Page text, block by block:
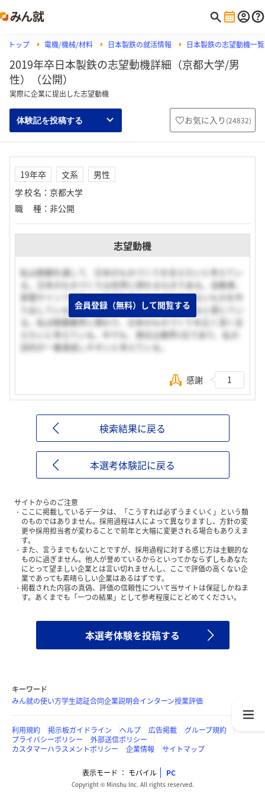
トップ 電機/機械/材料 日本製鉄の就活情報 日本製鉄の志望動機一覧
2019年卒日本製鉄の志望動機詳細（京都大学/男
性）（公開）
実際に企業に提出した志望動機
体験記を投稿する お気に入り (24832)
19年卒 文系
男性
学校名 ： 京都大学
職種 ： 非公開
志望動機
私は鉄鋼を通して、日本のものづくりを支えたいと考えてい
る。日本のものづくりは世界に誇れるものである。自動車、
家電やインフラなど、生活を支える上で欠かせないものを作
り出している。その根源にあるのが、鉄鋼であると感じてい
る。私は鉄鋼業界に携わり、日本のものづくりを広く深く支
えたいと考えている。中でも、貴社は業界1位であり、私の
目的が一番達成しやすいと考えている。
会員登録（無料）して閲覧する
感謝 1
検索結果に戻る
本選考体験記に戻る
サイトからのご注意
ここに掲載しているデータは、「こうすれば必ずうまくいく」という類
のものではありません。採用過程は人によって異なりますし、方針の変
更や採用担当者が変わることで前年と大幅に変更される場合もありえま
す。
また、言うまでもないことですが、採用過程に対する感じ方は主観的な
ものに過ぎません。他人が誉めているからといってかならずしもあなた
にとって望ましい企業とは言い切れませんし、ここで評価の高くない企
業であっても素晴らしい企業はあるはずです。
掲載された内容の真偽、評価の信頼性について当サイトは保証しかねま
す。あくまでも「一つの結果」として参考程度にとどめてください。
本選考体験を投稿する
キーワード
みん就の使い方学生認証合同企業説明会インターン授業評価
利用規約 掲示板ガイドライン ヘルプ 広告掲載
グループ規約
プライバシーポリシー
外部送信ポリシー
カスタマーハラスメントポリシー
企業情報 サイトマップ
表示モード モバイル PC
Copyright © Minshu Inc. All rights reserved.